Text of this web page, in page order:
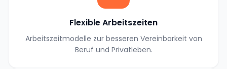
Flexible Arbeitszeiten
Arbeitszeitmodelle zur besseren Vereinbarkeit von
Beruf und Privatleben.